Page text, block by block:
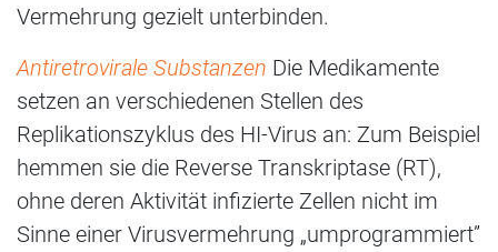
Vermehrung gezielt unterbinden.
Antiretrovirale Substanzen Die Medikamente
setzen an verschiedenen Stellen des
Replikationszyklus des HI-Virus an: Zum Beispiel
hemmen sie die Reverse Transkriptase (RT),
ohne deren Aktivität infizierte Zellen nicht im
Sinne einer Virusvermehrung „umprogrammiert”